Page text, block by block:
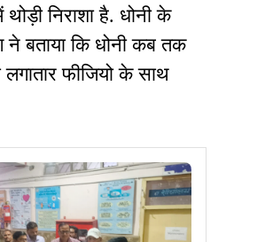
निराशा है. धोनी के
ने बताया कि धोनी कब तक
फीजियो के साथ